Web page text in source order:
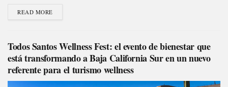
READ MORE
Todos Santos Wellness Fest: el evento de bienestar que
está transformando a Baja California Sur en un nuevo
referente para el turismo wellness